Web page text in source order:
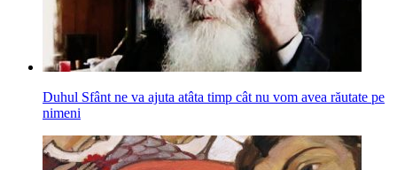
Duhul Sfânt ne va ajuta atâta timp cât nu vom avea răutate pe
nimeni